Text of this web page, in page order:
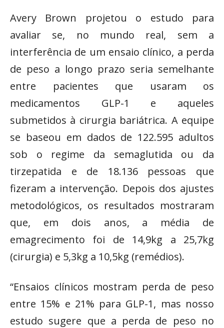
Avery Brown projetou o estudo para
avaliar se, no mundo real, sem a
interferência de um ensaio clínico, a perda
de peso a longo prazo seria semelhante
entre pacientes que usaram os
medicamentos GLP-1 e aqueles
submetidos à cirurgia bariátrica. A equipe
se baseou em dados de 122.595 adultos
sob o regime da semaglutida ou da
tirzepatida e de 18.136 pessoas que
fizeram a intervenção. Depois dos ajustes
metodológicos, os resultados mostraram
que, em dois anos, a média de
emagrecimento foi de 14,9kg a 25,7kg
(cirurgia) e 5,3kg a 10,5kg (remédios).
“Ensaios clínicos mostram perda de peso
entre 15% e 21% para GLP-1, mas nosso
estudo sugere que a perda de peso no